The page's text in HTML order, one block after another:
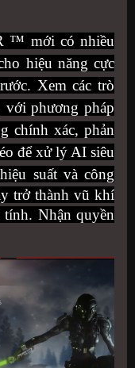
™ mới có nhiều
hiệu năng cực
Xem các trò
với phương pháp
chính xác, phản
để xử lý AI siêu
suất và công
trở thành vũ khí
tính. Nhận quyền